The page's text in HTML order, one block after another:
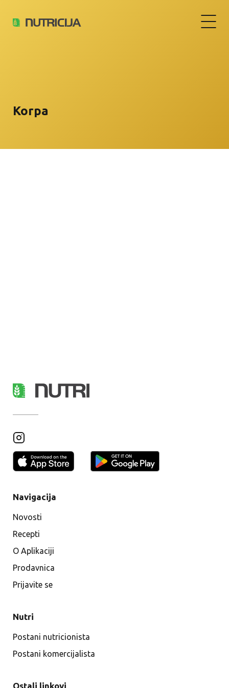
Korpa
Navigacija
Novosti
Recepti
O Aplikaciji
Prodavnica
Prijavite se
Nutri
Postani nutricionista
Postani komercijalista
Ostali linkovi